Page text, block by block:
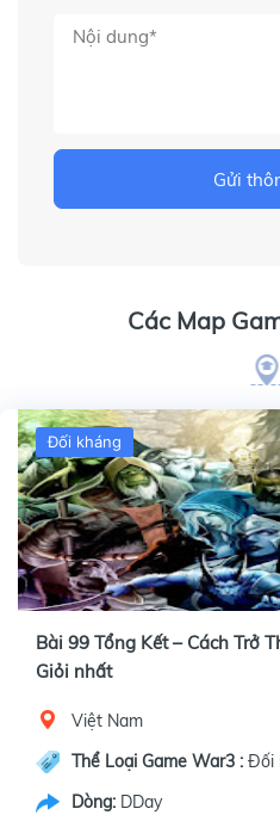
Gửi
Các Map
Đối kháng
Bài 99 Tổng Kết – Cách Trở
Giỏi nhất
Việt Nam
Thể Loại Game War3 : Đối
Dòng: DDay